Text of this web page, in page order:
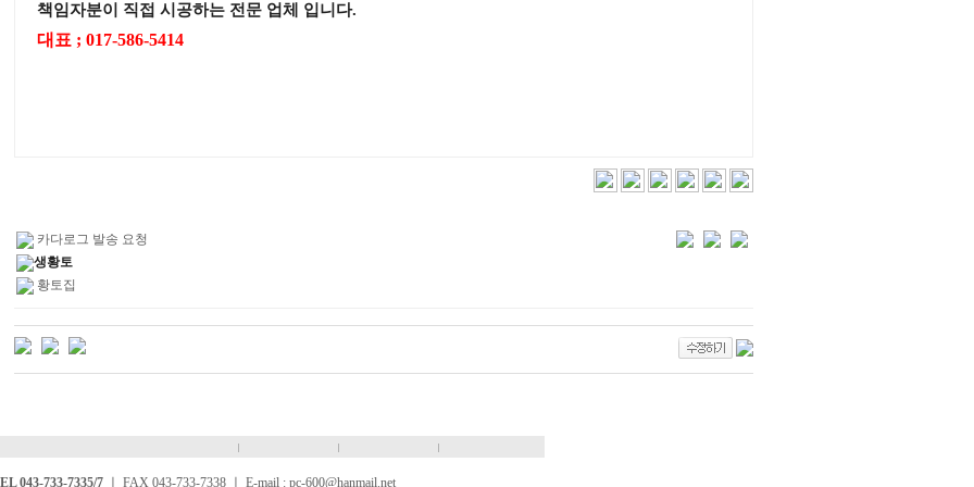
책임자분이 직접 시공하는 전문 업체 입니다.
대표 ; 017-586-5414
카다로그 발송 요청
생황토
황토집
043-733-7335/7 ㅣ FAX 043-733-7338 ㅣ E-mail : pc-600@hanmail.net